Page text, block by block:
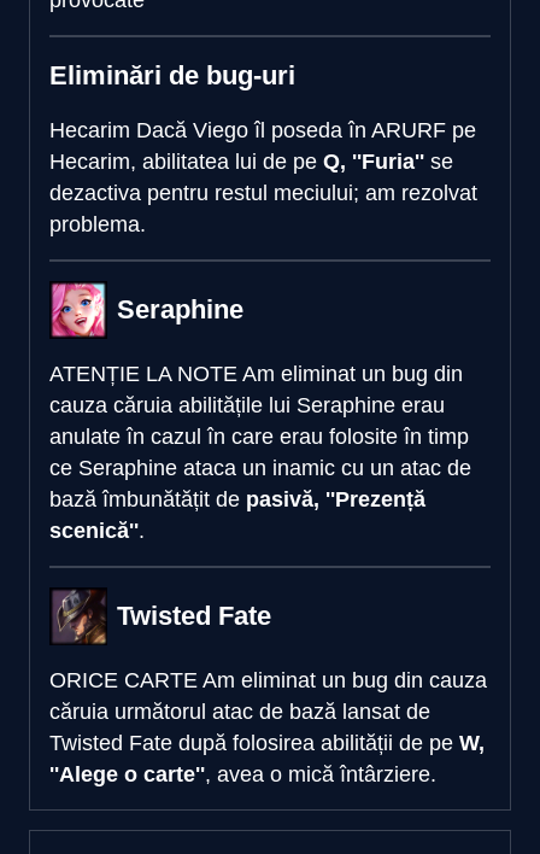
Eliminări de bug-uri
Hecarim Dacă Viego îl poseda în ARURF pe
Hecarim, abilitatea lui de pe Q, ''Furia'' se
dezactiva pentru restul meciului; am rezolvat
problema.
Seraphine
ATENȚIE LA NOTE Am eliminat un bug din
cauza căruia abilitățile lui Seraphine erau
anulate în cazul în care erau folosite în timp
ce Seraphine ataca un inamic cu un atac de
bază îmbunătățit de pasivă, ''Prezență
scenică''.
Twisted Fate
ORICE CARTE Am eliminat un bug din cauza
căruia următorul atac de bază lansat de
Twisted Fate după folosirea abilității de pe W,
''Alege o carte'', avea o mică întârziere.